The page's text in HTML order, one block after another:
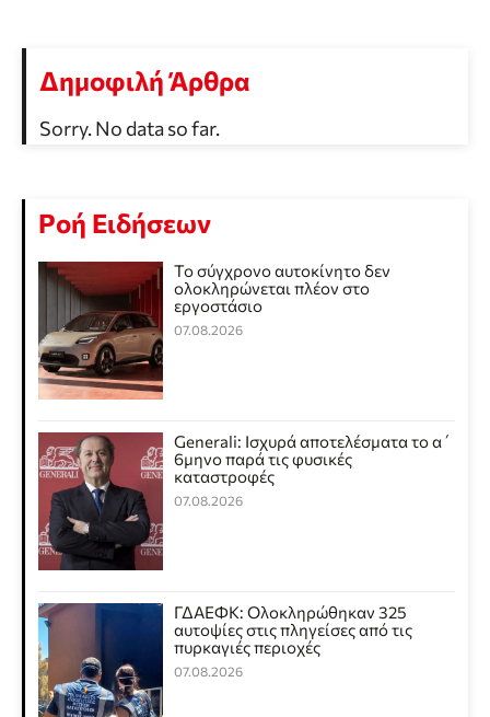
Δημοφιλή Άρθρα
Sorry. No data so far.
Ροή Ειδήσεων
Το σύγχρονο αυτοκίνητο δεν
ολοκληρώνεται πλέον στο
εργοστάσιο
07.08.2026
Generali: Ισχυρά αποτελέσματα το α΄
6μηνο παρά τις φυσικές
καταστροφές
07.08.2026
ΓΔΑΕΦΚ: Ολοκληρώθηκαν 325
αυτοψίες στις πληγείσες από τις
πυρκαγιές περιοχές
07.08.2026